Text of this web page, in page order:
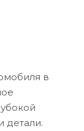
в
детали.